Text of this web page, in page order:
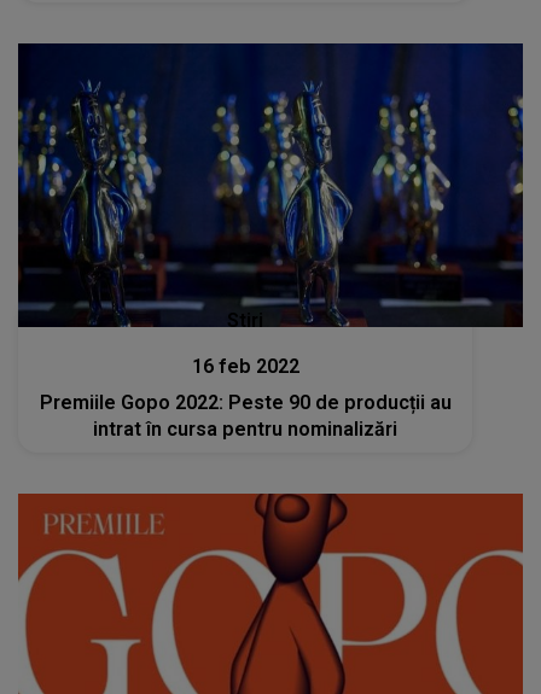
Stiri
16 feb 2022
Premiile Gopo 2022: Peste 90 de producții au
intrat în cursa pentru nominalizări